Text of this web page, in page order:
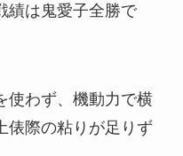
績は鬼愛子全勝で
使わず、機動力で横
俵際の粘りが足りず